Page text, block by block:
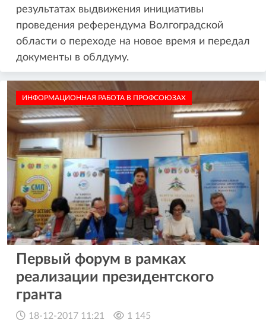
результатах выдвижения инициативы
проведения референдума Волгоградской
области о переходе на новое время и передал
документы в облдуму.
ИНФОРМАЦИОННАЯ РАБОТА В ПРОФСОЮЗАХ
Первый форум в рамках
реализации президентского
гранта
18-12-2017 11:21 1 145